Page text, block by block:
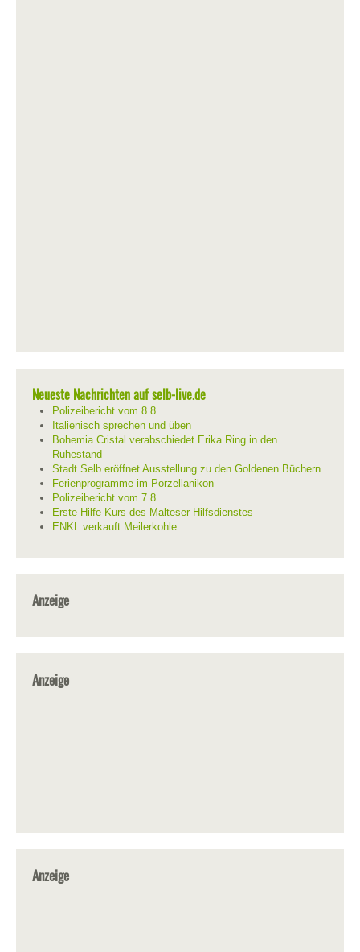
Neueste Nachrichten auf selb-live.de
Polizeibericht vom 8.8.
Italienisch sprechen und üben
Bohemia Cristal verabschiedet Erika Ring in den
Ruhestand
Stadt Selb eröffnet Ausstellung zu den Goldenen Büchern
Ferienprogramme im Porzellanikon
Polizeibericht vom 7.8.
Erste-Hilfe-Kurs des Malteser Hilfsdienstes
ENKL verkauft Meilerkohle
Anzeige
Anzeige
Anzeige